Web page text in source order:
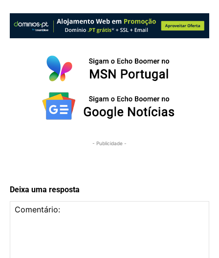
- Publicidade -
Deixa uma resposta